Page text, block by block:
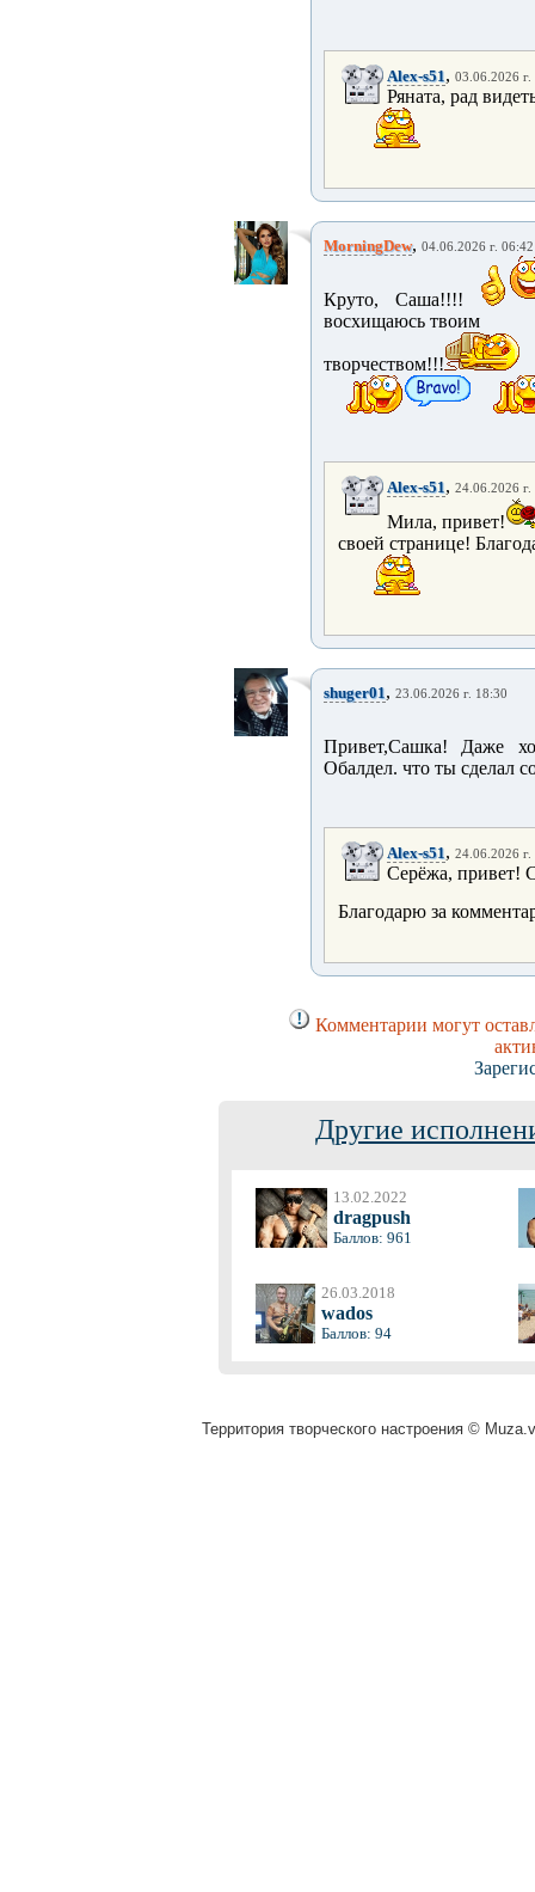
Alex-s51, 03.06.2026 г.
Ряната, рад
MorningDew, 04.06.2026 г. 06:42
Круто, Саша!!!!
восхищаюсь твоим
творчеством!!!
Alex-s51, 24.06.2026 г.
Мила, привет!
своей странице!
shuger01, 23.06.2026 г. 18:30
Привет,Сашка! Даже
Обалдел. что ты сделал
Alex-s51, 24.06.2026 г.
Серёжа, привет!
Благодарю за
Комментарии могут
Другие
13.02.2022
dragpush
Баллов: 961
26.03.2018
wados
Баллов: 94
Территория творческого настроения ©